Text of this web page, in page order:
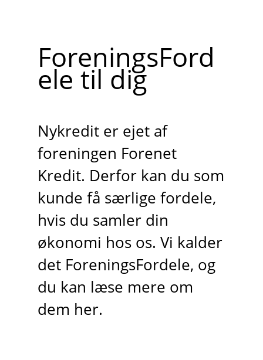
ForeningsFord
ele til dig
Nykredit er ejet af
foreningen Forenet
Kredit. Derfor kan du som
kunde få særlige fordele,
hvis du samler din
økonomi hos os. Vi kalder
det ForeningsFordele, og
du kan læse mere om
dem her.